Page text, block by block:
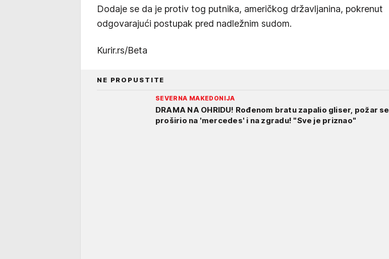
Dodaje se da je protiv tog putnika, američkog državljanina, pokrenut
odgovarajući postupak pred nadležnim sudom.
Kurir.rs/Beta
NE PROPUSTITE
SEVERNA MAKEDONIJA
DRAMA NA OHRIDU! Rođenom bratu zapalio gliser, požar se
proširio na 'mercedes' i na zgradu! "Sve je priznao"